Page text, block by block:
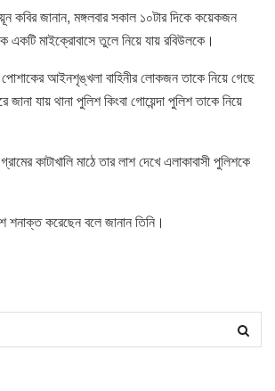
কবির জানান, মঙ্গলবার সকাল ১০টার দিকে কয়েকজন
মাইক্রোবাসে তুলে নিয়ে যায় রবিউলকে।
পোশাকের আইনশৃঙ্খলা বাহিনীর লোকজন তাকে নিয়ে গেছে
যায় থানা পুলিশ কিংবা গোয়েন্দা পুলিশ তাকে নিয়ে
কাটাখালি মাঠে তার লাশ দেখে এলাকাবাসী পুলিশকে
শনাক্ত করেছেন বলে জানান তিনি।